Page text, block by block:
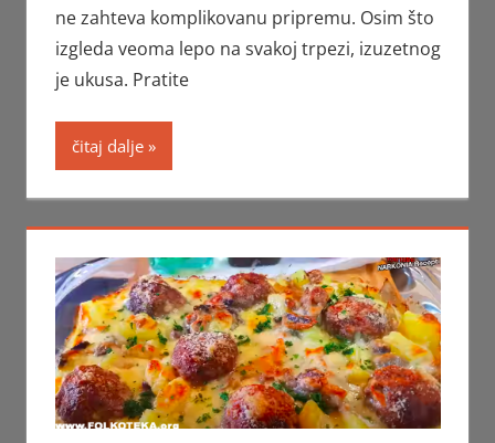
ne zahteva komplikovanu pripremu. Osim što
izgleda veoma lepo na svakoj trpezi, izuzetnog
je ukusa. Pratite
čitaj dalje